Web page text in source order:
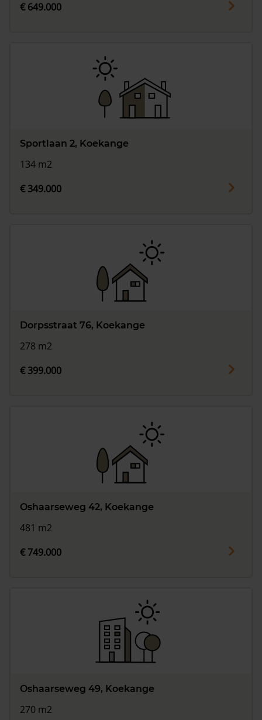
€ 649.000
Sportlaan 2, Koekange
134 m2
€ 349.000
Dorpsstraat 76, Koekange
278 m2
€ 399.000
Oshaarseweg 42, Koekange
481 m2
€ 749.000
Oshaarseweg 49, Koekange
270 m2